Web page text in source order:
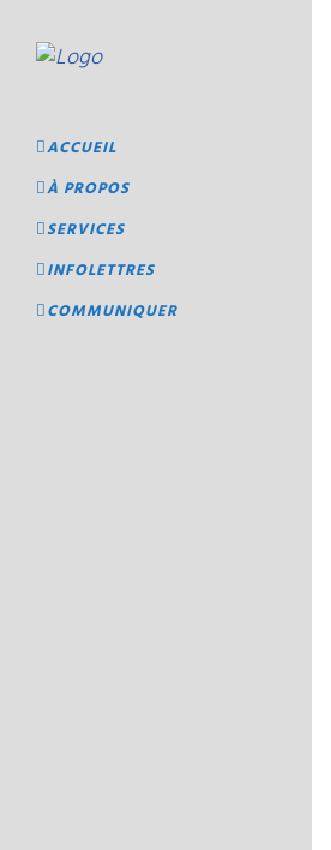
ACCUEIL
À PROPOS
SERVICES
INFOLETTRES
COMMUNIQUER